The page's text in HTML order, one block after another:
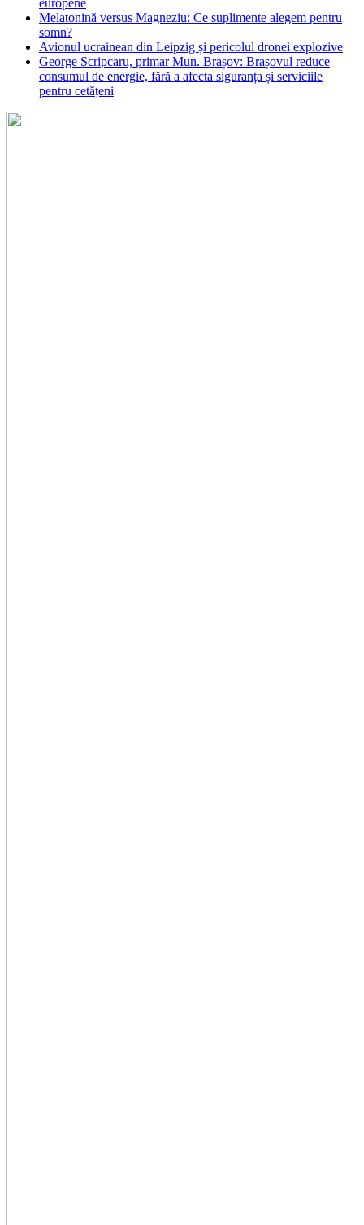
europene
Melatonină versus Magneziu: Ce suplimente alegem pentru
somn?
Avionul ucrainean din Leipzig și pericolul dronei explozive
George Scripcaru, primar Mun. Brașov: Brașovul reduce
consumul de energie, fără a afecta siguranța și serviciile
pentru cetățeni